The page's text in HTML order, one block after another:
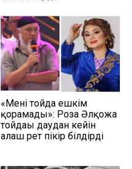
«Мені тойда ешкім
қорғамады»: Роза Әлқожа
тойдағы даудан кейін
алғаш рет пікір білдірді